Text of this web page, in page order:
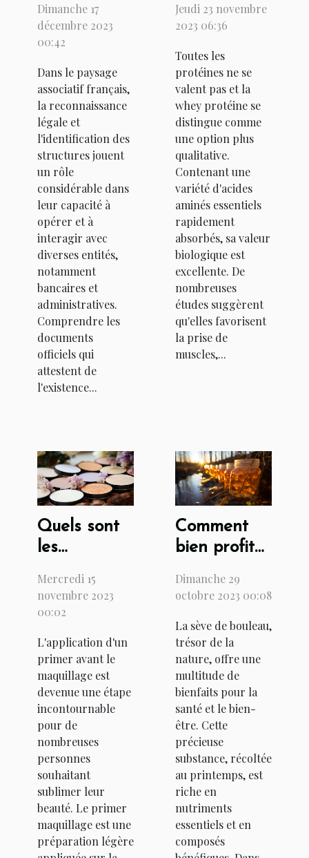
l'extrait
RNE et
pour les
associations
Dimanche 17
décembre 2023
00:42
Dans le paysage
associatif français,
la reconnaissance
légale et
l'identification des
structures jouent
un rôle
considérable dans
leur capacité à
opérer et à
interagir avec
diverses entités,
notamment
bancaires et
administratives.
Comprendre les
documents
officiels qui
attestent de
l'existence...
bienfaits et
indications
Jeudi 23 novembre
2023 06:36
Toutes les
protéines ne se
valent pas et la
whey protéine se
distingue comme
une option plus
qualitative.
Contenant une
variété d'acides
aminés essentiels
rapidement
absorbés, sa valeur
biologique est
excellente. De
nombreuses
études suggèrent
qu'elles favorisent
la prise de
muscles,...
Quels sont
les
d'appliquer
un primer
avant de
vous
maquiller ?
Mercredi 15
novembre 2023
00:02
L'application d'un
primer avant le
maquillage est
devenue une étape
incontournable
pour de
nombreuses
personnes
souhaitant
sublimer leur
beauté. Le primer
maquillage est une
préparation légère
Comment
bien profiter
de la sève
?
Dimanche 29
octobre 2023 00:08
La sève de bouleau,
trésor de la
nature, offre une
multitude de
bienfaits pour la
santé et le bien-
être. Cette
précieuse
substance, récoltée
au printemps, est
riche en
nutriments
essentiels et en
composés